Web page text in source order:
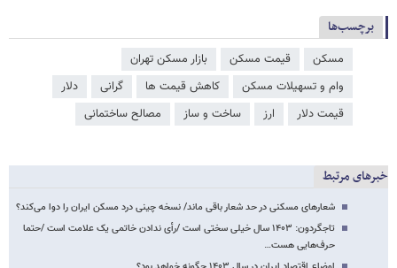
برچسب‌ها
مسکن قیمت مسکن
بازار مسکن تهران
وام و تسهیلات مسکن
کاهش قیمت ها گرانی
دلار
قیمت دلار
ارز ساخت و ساز مصالح ساختمانی
خبرهای مرتبط
شعارهای مسکنی در حد شعار باقی ماند/ نسخه‌ چینی درد مسکن ایران را دوا می‌کند؟
تاجگردون: ۱۴۰۳ سال خیلی سختی است /رأی ندادن خاتمی یک علامت است /حتما
حرف‌هایی هست…